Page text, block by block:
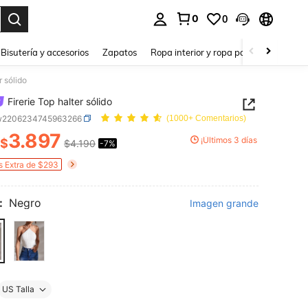
0 0
Bisutería y accesorios Zapatos Ropa interior y ropa para dormir
sólido
Firerie Top halter sólido
(1000+ Comentarios)
AND AVAILABILITY
$3.897 $4.190 -7% ¡Últimos 3 días
Extra de $293
Negro Imagen grande
US Talla